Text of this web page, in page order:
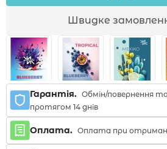
Швидке
Гарантія. Обмін/повернення
протягом 14 днів
Оплата. Оплата при